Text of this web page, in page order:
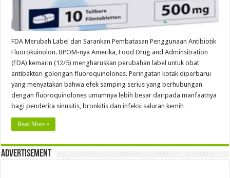
FDA Merubah Label dan Sarankan Pembatasan Penggunaan Antibiotik
Fluorokuinolon. BPOM-nya Amerika, Food Drug and Adminsitration
(FDA) kemarin (12/5) mengharuskan perubahan label untuk obat
antibakteri golongan fluoroquinolones. Peringatan kotak diperbarui
yang menyatakan bahwa efek samping serius yang berhubungan
dengan fluoroquinolones umumnya lebih besar daripada manfaatnya
bagi penderita sinusitis, bronkitis dan infeksi saluran kemih …
Read More »
Advertisement